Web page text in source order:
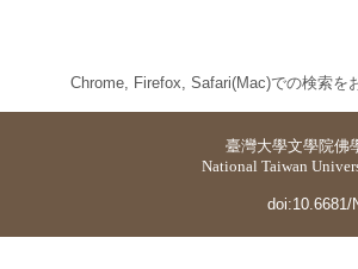
Chrome, Firefox, Safari(Mac)での検索を
臺灣大學文學院佛
National Taiwan
doi:10.6681/